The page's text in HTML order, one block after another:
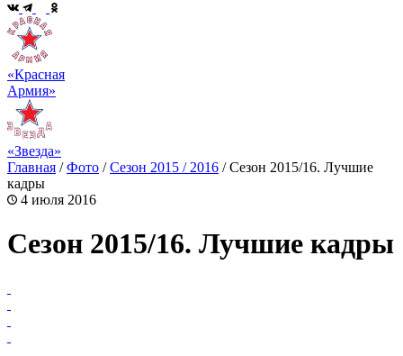
«Красная
Армия»
«Звезда»
Главная /Фото /Сезон 2015 / 2016 /Сезон 2015/16. Лучшие
кадры
4 июля 2016
Сезон 2015/16. Лучшие кадры